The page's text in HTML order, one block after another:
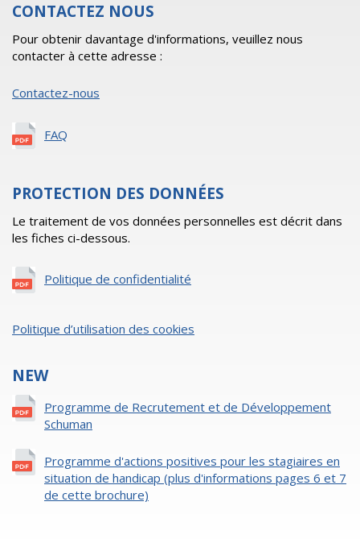
CONTACTEZ NOUS
Pour obtenir davantage d'informations, veuillez nous
contacter à cette adresse :
Contactez-nous
FAQ
PROTECTION DES DONNÉES
Le traitement de vos données personnelles est décrit dans
les fiches ci-dessous.
Politique de confidentialité
Politique d’utilisation des cookies
NEW
Programme de Recrutement et de Développement
Schuman
Programme d'actions positives pour les stagiaires en
situation de handicap (plus d'informations pages 6 et 7
de cette brochure)